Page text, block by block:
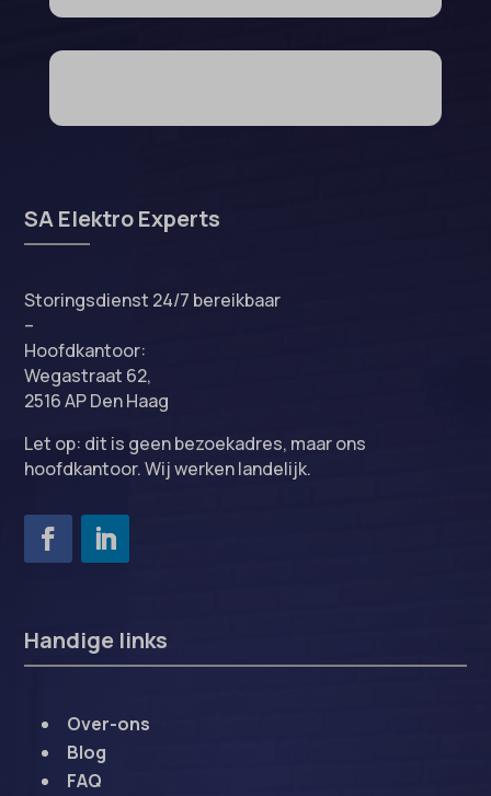
SA Elektro Experts
Storingsdienst 24/7 bereikbaar
–
Hoofdkantoor:
Wegastraat 62,
2516 AP Den Haag
Let op: dit is geen bezoekadres, maar ons
hoofdkantoor. Wij werken landelijk.
Handige links
Over-ons
Blog
FAQ